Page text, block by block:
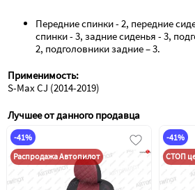
Передние спинки - 2, передние
спинки - 3, задние сиденья - 3,
2, подголовники задние – 3.
Применимость:
S-Max CJ (2014-2019)
Лучшее от данного продавца
-41%
Распродажа Автопилот
-41%
СТОП